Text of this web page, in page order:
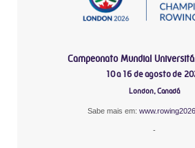
Campeonato Mundial
10 a 16 de agosto de
London, Canadá
Sabe mais em:
-